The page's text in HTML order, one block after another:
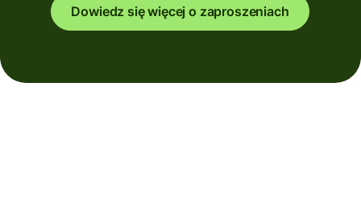
Dowiedz się więcej o zaproszeniach